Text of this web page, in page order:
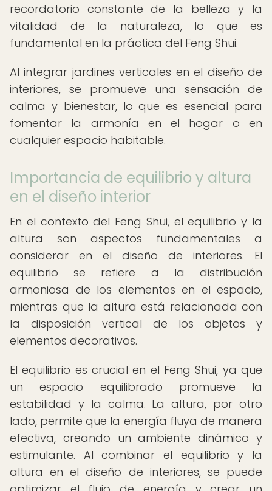
recordatorio constante de la belleza y la
vitalidad de la naturaleza, lo que es
fundamental en la práctica del Feng Shui.
Al integrar jardines verticales en el diseño de
interiores, se promueve una sensación de
calma y bienestar, lo que es esencial para
fomentar la armonía en el hogar o en
cualquier espacio habitable.
Importancia de equilibrio y altura
en el diseño interior
En el contexto del Feng Shui, el equilibrio y la
altura son aspectos fundamentales a
considerar en el diseño de interiores. El
equilibrio se refiere a la distribución
armoniosa de los elementos en el espacio,
mientras que la altura está relacionada con
la disposición vertical de los objetos y
elementos decorativos.
El equilibrio es crucial en el Feng Shui, ya que
un espacio equilibrado promueve la
estabilidad y la calma. La altura, por otro
lado, permite que la energía fluya de manera
efectiva, creando un ambiente dinámico y
estimulante. Al combinar el equilibrio y la
altura en el diseño de interiores, se puede